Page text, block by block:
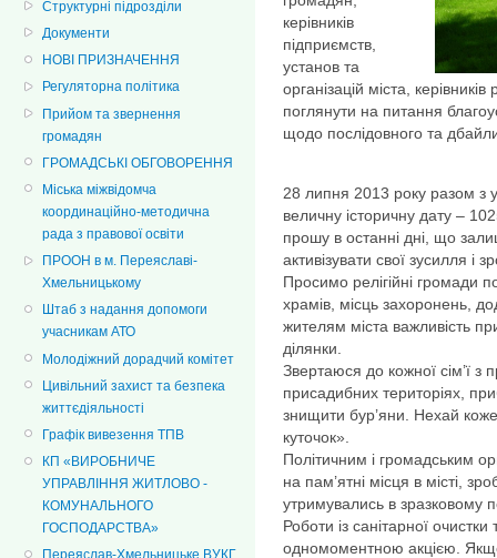
Структурні підрозділи
Документи
НОВІ ПРИЗНАЧЕННЯ
Регуляторна політика
Прийом та звернення
громадян
ГРОМАДСЬКІ ОБГОВОРЕННЯ
Міська міжвідомча
координаційно-методична
рада з правової освіти
ПРООН в м. Переяславі-
Хмельницькому
Штаб з надання допомоги
учасникам АТО
Молодіжний дорадчий комітет
Цивільний захист та безпека
життєдіяльності
Графік вивезення ТПВ
КП «ВИРОБНИЧЕ
УПРАВЛІННЯ ЖИТЛОВО -
КОМУНАЛЬНОГО
ГОСПОДАРСТВА»
керівників
підприємств,
установ та
організацій міста,
поглянути на питання
щодо послідовного та
28 липня 2013 року разом з
величну історичну дату –
прошу в останні дні, що
активізувати свої зусилля
Просимо релігійні громади
храмів, місць захоронень,
жителям міста важливість
ділянки.
Звертаюся до кожної сім’ї з
присадибних територіях,
знищити бур’яни. Нехай
куточок».
Політичним і громадським
на пам’ятні місця в місті,
утримувались в зразковому
Роботи із санітарної
одномоментною акцією.